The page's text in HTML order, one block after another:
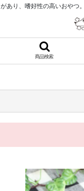
あり、嗜好性の高いおや
商品検索